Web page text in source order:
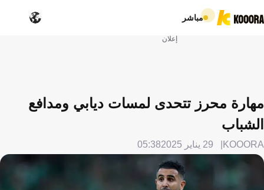
مباشر
إعلان
مهارة محرز تتحدى لمسات ديابي ومدافع
الشباب
KOOORA 29 يناير 2025 05:38